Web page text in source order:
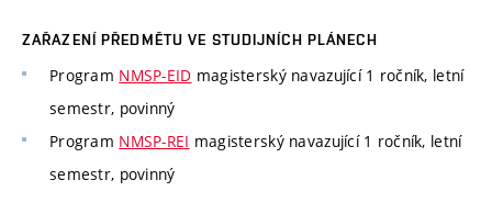
ZAŘAZENÍ PŘEDMĚTU VE STUDIJNÍCH PLÁNECH
Program NMSP-EID magisterský navazující 1 ročník, letní
semestr, povinný
Program NMSP-REI magisterský navazující 1 ročník, letní
semestr, povinný